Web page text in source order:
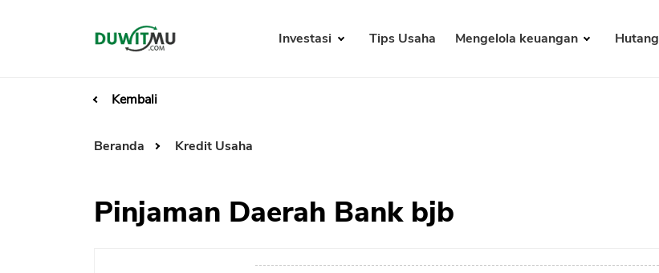
Investasi Tips Usaha Mengelola keuangan Hutang
Kembali
Beranda Kredit Usaha
Pinjaman Daerah Bank bjb